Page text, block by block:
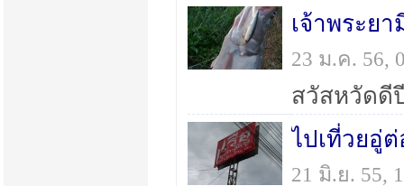
เจ้าพระย
23 ม.ค. 56,
ไปเที่วยอู่
21 มิ.ย. 55,